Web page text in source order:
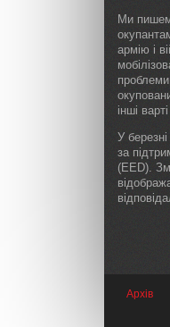
Ми
армію і
інші
У
за
(EED).
Архів